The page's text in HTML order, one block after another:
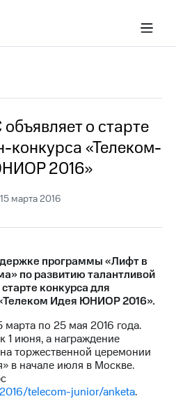
о старте
конкурса «Телеком-
2016»
15 марта 2016
программы «Лифт в
по развитию талантливой
конкурса для
Идея ЮНИОР 2016».
марта по 25 мая 2016 года.
1 июня, а награждение
торжественной церемонии
в начале июля в Москве.
telecom-junior/anketa.